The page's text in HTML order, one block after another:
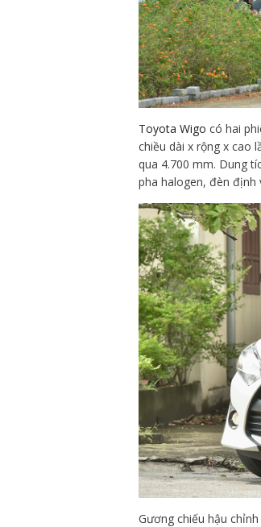
Toyota Wigo có hai
chiều dài x rộng x cao
qua 4.700 mm. Dung
pha halogen, đèn định
Gương chiếu hậu